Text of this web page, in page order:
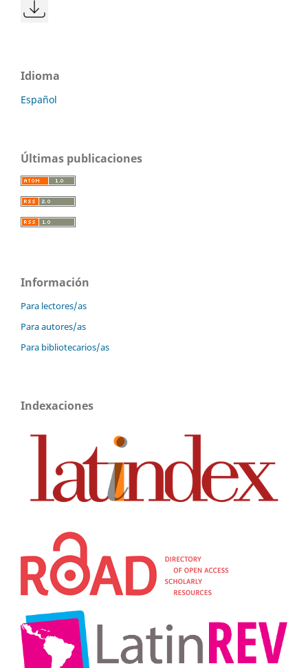
Idioma
Español
Últimas publicaciones
Información
Para lectores/as
Para autores/as
Para bibliotecarios/as
Indexaciones